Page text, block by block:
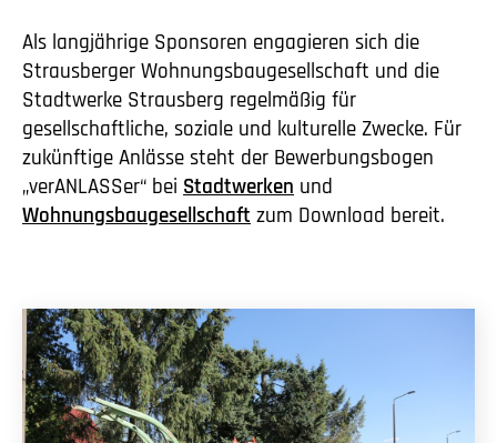
Als langjährige Sponsoren engagieren sich die
Strausberger Wohnungsbaugesellschaft und die
Stadtwerke Strausberg regelmäßig für
gesellschaftliche, soziale und kulturelle Zwecke. Für
zukünftige Anlässe steht der Bewerbungsbogen
„verANLASSer“ bei Stadtwerken und
Wohnungsbaugesellschaft zum Download bereit.